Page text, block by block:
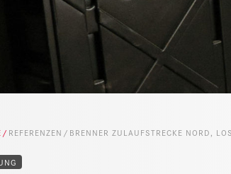
REFERENZEN BRENNER ZULAUFSTRECKE NORD,